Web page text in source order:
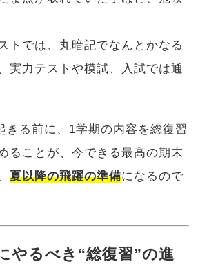
トでは、丸暗記でなんとかなる
実力テストや模試、入試では通
きる前に、1学期の内容を総復習
ることが、今できる最高の期末
夏以降の飛躍の準備になるので
やるべき“総復習”の進